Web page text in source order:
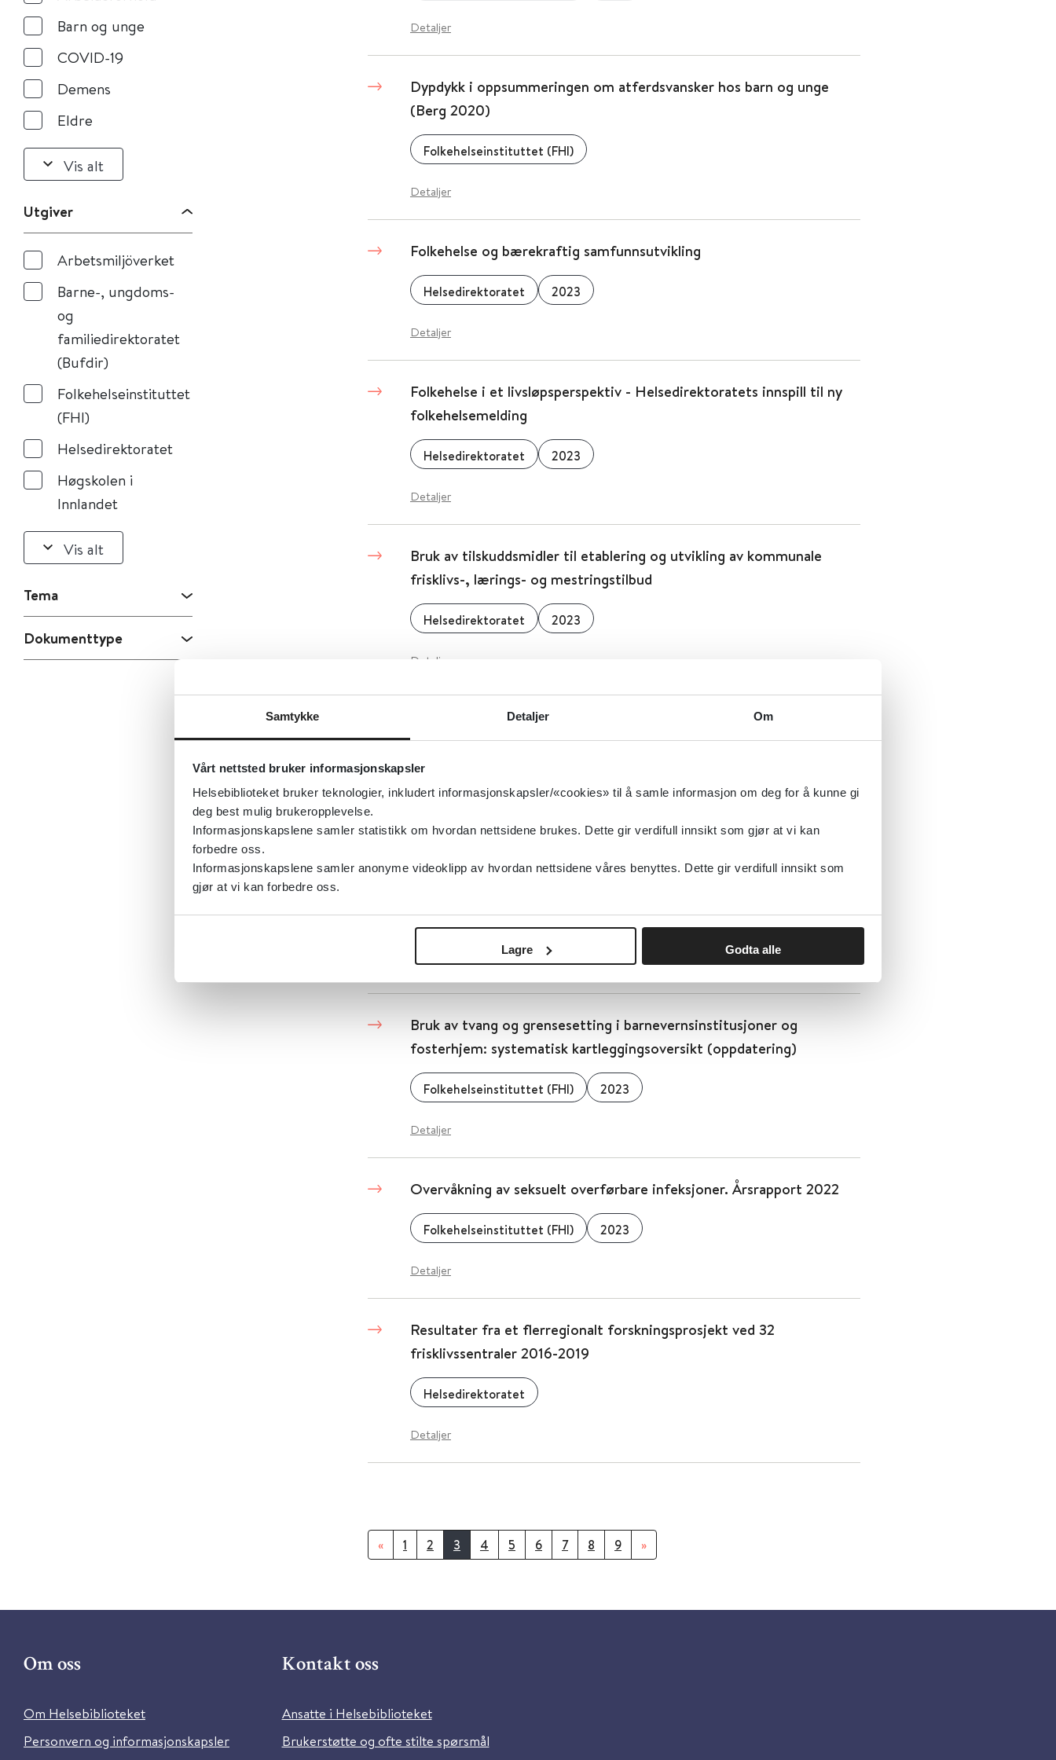
Samtykke Detaljer Om
Vårt nettsted bruker informasjonskapsler
Helsebiblioteket bruker teknologier, inkludert informasjonskapsler/«cookies» til å samle informasjon om deg for å kunne gi
deg best mulig brukeropplevelse.
Informasjonskapslene samler statistikk om hvordan nettsidene brukes. Dette gir verdifull innsikt som gjør at vi kan
forbedre oss.
Informasjonskapslene samler anonyme videoklipp av hvordan nettsidene våres benyttes. Dette gir verdifull innsikt som
gjør at vi kan forbedre oss.
Lagre Godta alle
Barn og unge
COVID-19
Demens
Eldre
Vis alt
Utgiver
Arbetsmiljöverket
Barne-, ungdoms-
og
familiedirektoratet
(Bufdir)
Folkehelseinstituttet
(FHI)
Helsedirektoratet
Høgskolen i
Innlandet
Vis alt
Tema
Dokumenttype
Detaljer
Dypdykk i oppsummeringen om atferdsvansker hos barn og unge
(Berg 2020)
Folkehelseinstituttet (FHI)
Detaljer
Folkehelse og bærekraftig samfunnsutvikling
Helsedirektoratet 2023
Detaljer
Folkehelse i et livsløpsperspektiv - Helsedirektoratets innspill til ny
folkehelsemelding
Helsedirektoratet 2023
Detaljer
Bruk av tilskuddsmidler til etablering og utvikling av kommunale
frisklivs-, lærings- og mestringstilbud
Helsedirektoratet 2023
Detaljer
Effekten av et gratis skolemåltid- en kunnskapsoppsummering
Detaljer
Demens - Bruk av kommunale helse- og omsorgstjenester blant
Helsedirektoratet
Detaljer
Bruk av tvang og grensesetting i barnevernsinstitusjoner og
fosterhjem: systematisk kartleggingsoversikt (oppdatering)
Folkehelseinstituttet (FHI) 2023
Detaljer
Overvåkning av seksuelt overførbare infeksjoner. Årsrapport 2022
Folkehelseinstituttet (FHI) 2023
Detaljer
Resultater fra et flerregionalt forskningsprosjekt ved 32
frisklivssentraler 2016-2019
Helsedirektoratet
Detaljer
« 1 2 3 4 5 6 7 8 9 »
Om oss
Om Helsebiblioteket
Personvern og informasjonskapsler
Kontakt oss
Ansatte i Helsebiblioteket
Brukerstøtte og ofte stilte spørsmål